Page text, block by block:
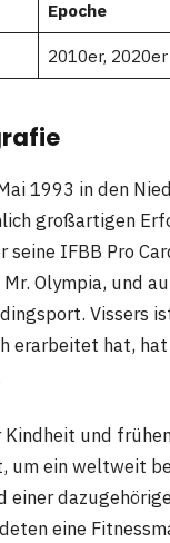
Epoche
2010er,
1993 in den
großartigen
seine IFBB Pro
Olympia, und
Vissers
erarbeitet hat,
und
um ein weltweit
einer
eine